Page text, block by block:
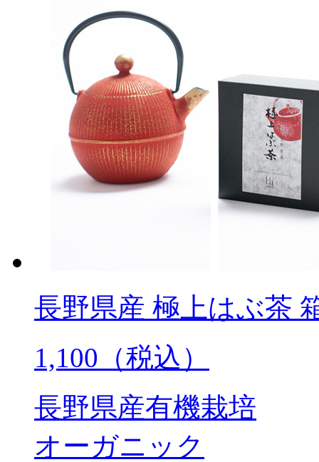
長野県産 極上はぶ茶
1,100（税込）
長野県産有機栽培
オーガニック